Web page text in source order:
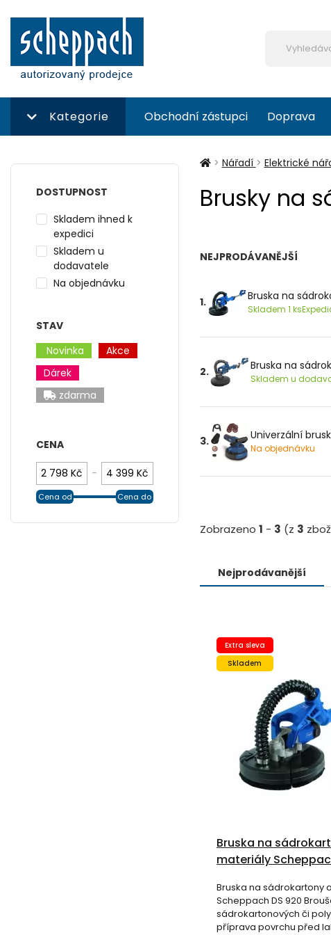
Kategorie Obchodní zástupci Doprava
> Nářadí > Elektrické
Brusky na
NEJPRODÁVANĚJŠÍ
1. Bruska na
Skladem 1 ks
2. Bruska na
Skladem u
3. Univerzální
Na objednávku
Zobrazeno 1 - 3 (z 3
Nejprodávanější
Extra sleva
Skladem
Bruska na
materiály
Bruska na sádrokartony
Scheppach DS 920
sádrokartonových či
příprava povrchu před
DOSTUPNOST
Skladem ihned k
expedici
Skladem u
dodavatele
Na objednávku
STAV
Novinka
Akce
Dárek
zdarma
CENA
-
Cena od Cena do